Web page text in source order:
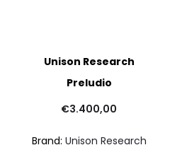
Unison Research
Preludio
€3.400,00
Brand: Unison Research